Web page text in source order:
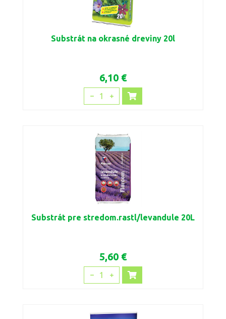
Substrát na okrasné dreviny 20l
6,10 €
1
Substrát pre stredom.rastl/levandule 20L
5,60 €
1